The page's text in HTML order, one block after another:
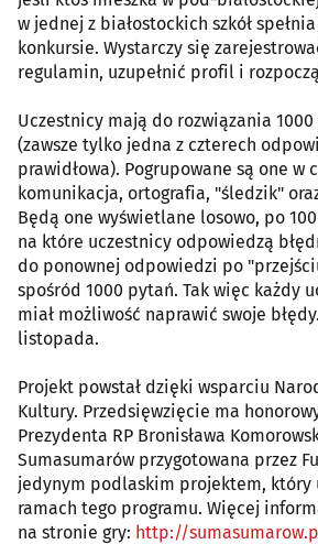
w jednej z białostockich szkół
konkursie. Wystarczy się
regulamin, uzupełnić profil i
Uczestnicy mają do rozwiązania
(zawsze tylko jedna z czterech
prawidłowa). Pogrupowane są one w
komunikacja, ortografia, "śledzik"
Będą one wyświetlane losowo, po
na które uczestnicy odpowiedzą
do ponownej odpowiedzi po
spośród 1000 pytań. Tak więc każdy
miał możliwość naprawić swoje
listopada.
Projekt powstał dzięki wsparciu
Kultury. Przedsięwzięcie ma
Prezydenta RP Bronisława
Sumasumarów przygotowana przez
jedynym podlaskim projektem, który
ramach tego programu. Więcej
na stronie gry: http://